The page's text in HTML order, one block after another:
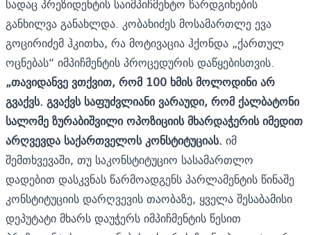
სადაც პრეზიდენტის საიმპიჩმენტო წარდგინების
განხილვა განახლდა. კობახიძეს მოსამართლე ევა
გოცირიძემ ჰკითხა, რა მოტივაცია ჰქონდა „ქართულ
ოცნებას“ იმპიჩმენტის პროცედურის დაწყებისთვის.
„თავიდანვე ვთქვით, რომ 100 ხმის მოლოდინი არ
გვაქვს. გვაქვს საფუძვლიანი ვარაუდი, რომ ქალბატონი
სალომე ზურაბიშვილი ოპოზიციის მხარდაჭერის იმედით
არღვევდა საქართველოს კონსტიტუციას. იმ
შემთხვევაში, თუ საკონსტიტუციო სასამართლო
დადებით დასკვნას წარმოადგენს პარლამენტის წინაშე
კონსტიტუციის დარღვევის თაობაზე, ყველა შესაბამისი
დეპუტატი მხარს დაუჭერს იმპიჩმენტის წესით